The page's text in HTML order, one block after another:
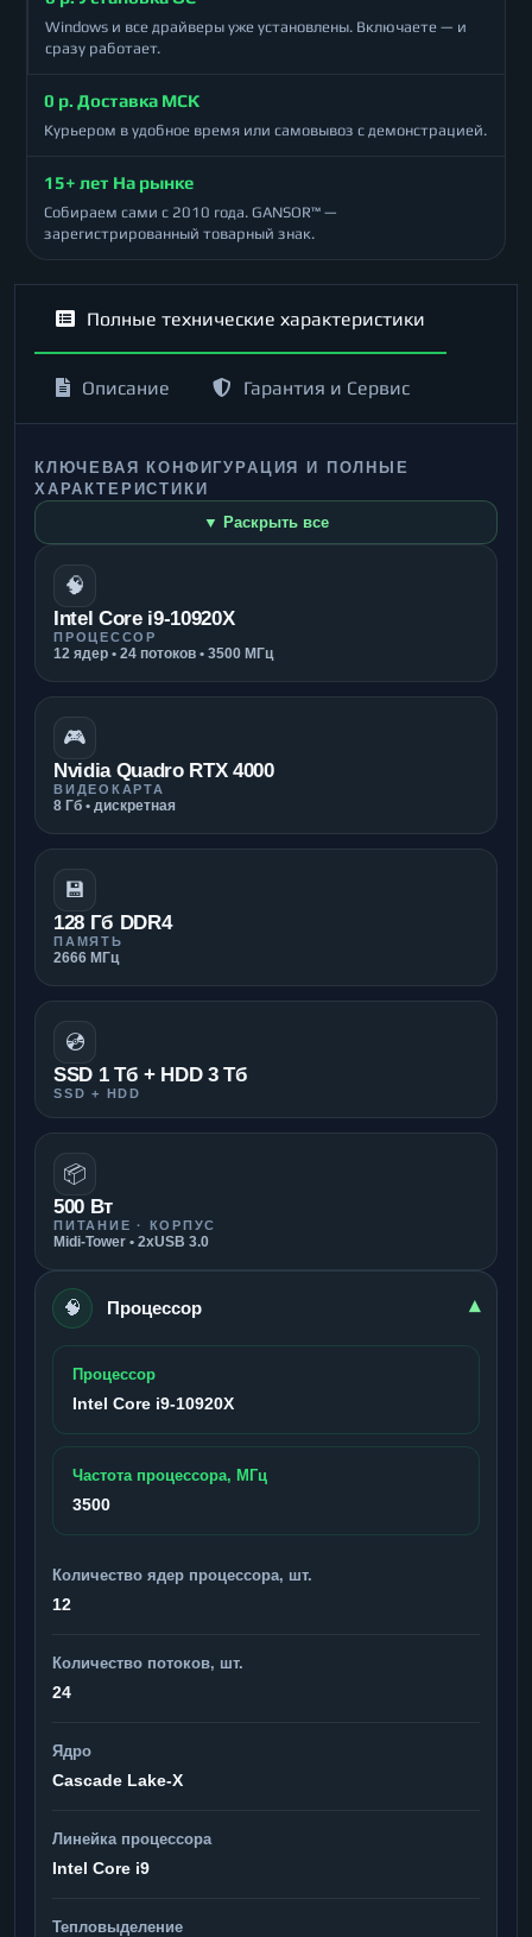
Windows и все драйверы уже установлены. Включаете — и
сразу работает.
0 р. Доставка МСК
Курьером в удобное время или самовывоз с демонстрацией.
15+ лет На рынке
Собираем сами с 2010 года. GANSOR™ —
зарегистрированный товарный знак.
Полные технические характеристики
Описание Гарантия и Сервис
КЛЮЧЕВАЯ КОНФИГУРАЦИЯ И ПОЛНЫЕ
ХАРАКТЕРИСТИКИ
▼ Раскрыть все
🧠
Intel Core i9-10920X
ПРОЦЕССОР
12 ядер • 24 потоков • 3500 МГц
🎮
Nvidia Quadro RTX 4000
ВИДЕОКАРТА
8 Гб • дискретная
💾
128 Гб DDR4
ПАМЯТЬ
2666 МГц
💿
SSD 1 Тб + HDD 3 Тб
SSD + HDD
📦
500 Вт
ПИТАНИЕ · КОРПУС
Midi-Tower • 2xUSB 3.0
🧠 Процессор ▾
Процессор
Intel Core i9-10920X
Частота процессора, МГц
3500
Количество ядер процессора, шт.
12
Количество потоков, шт.
24
Ядро
Cascade Lake-X
Линейка процессора
Intel Core i9
Тепловыделение